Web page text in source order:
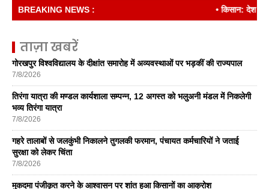
BREAKING NEWS : • किसान: देश की रीढ़
ताज़ा खबरें
गोरखपुर विश्वविद्यालय के दीक्षांत समारोह में अव्यवस्थाओं पर भड़कीं की राज्यपाल
7/8/2026
तिरंगा यात्रा की मण्डल कार्यशाला सम्पन्न, 12 अगस्त को भलुअनी मंडल में निकलेगी
भव्य तिरंगा यात्रा
7/8/2026
गहरे तालाबों से जलकुंभी निकालने तुगलकी फरमान, पंचायत कर्मचारियों ने जताई
सुरक्षा को लेकर चिंता
7/8/2026
मुकदमा पंजीकृत करने के आश्वासन पर शांत हुआ किसानों का आक्रोश